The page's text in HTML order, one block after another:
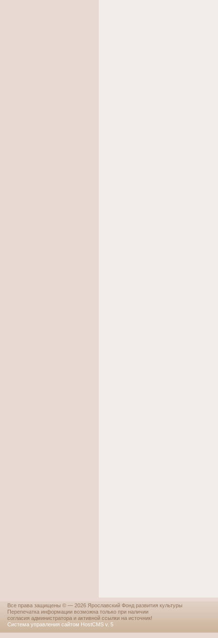
Все права защищены © — 2026 Ярославский Фонд развития культуры
Перепечатка информации возможна только при наличии
согласия администратора и активной ссылки на источник!
Система управления сайтом HostCMS v. 5